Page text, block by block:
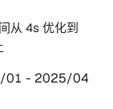
从 4s 优化到
01 - 2025/04